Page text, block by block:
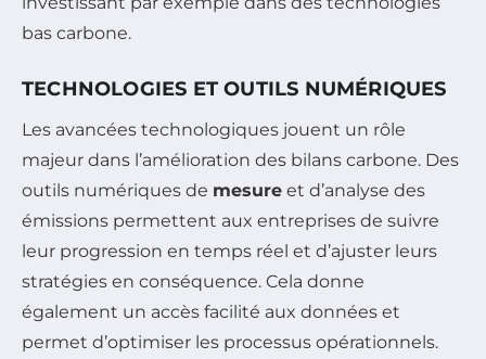
bas carbone.
TECHNOLOGIES ET OUTILS NUMÉRIQUES
Les avancées technologiques jouent un rôle
majeur dans l’amélioration des bilans carbone. Des
outils numériques de mesure et d’analyse des
émissions permettent aux entreprises de suivre
leur progression en temps réel et d’ajuster leurs
stratégies en conséquence. Cela donne
également un accès facilité aux données et
permet d’optimiser les processus opérationnels.